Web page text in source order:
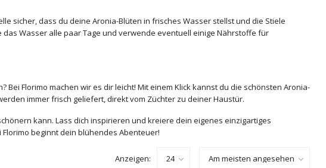
sicher, dass du deine Aronia-Blüten in frisches Wasser stellst und die Stiele
Wasser alle paar Tage und verwende eventuell einige Nährstoffe für
Florimo machen wir es dir leicht! Mit einem Klick kannst du die schönsten Aronia-
immer frisch geliefert, direkt vom Züchter zu deiner Haustür.
kann. Lass dich inspirieren und kreiere dein eigenes einzigartiges
beginnt dein blühendes Abenteuer!
Anzeigen: